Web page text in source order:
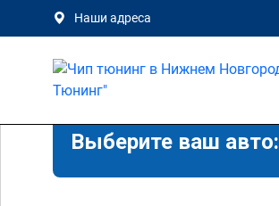
Наши адреса
Выберите ваш авто: